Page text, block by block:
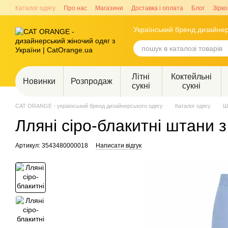
Перейти до основного контенту
Каталог одягу Про нас Магазини Доставка і оплата Блог
Український бренд
Новинки Розпродаж
Літні
сукні
Коктейльні
сукні
CAT ORANGE - український бренд дизайнерського одягу Каталог одягу
Лляні сіро-блакитні штани
Артикул: 3543480000018 Написати відгук